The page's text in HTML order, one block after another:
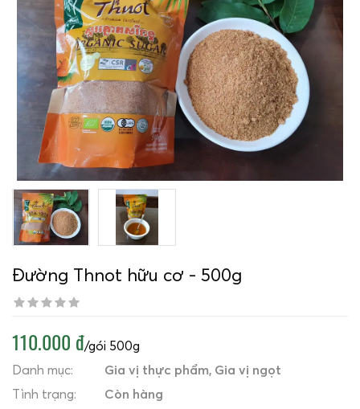
Đường Thnot hữu cơ - 500g
110.000 đ/gói 500g
Danh mục:
Gia vị thực phẩm Gia vị ngọt
Tình trạng:
Còn hàng